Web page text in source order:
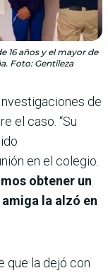
16 años y el mayor de
Foto: Gentileza
de
el caso. “Su
en el colegio.
obtener un
la alzó en
que la dejó con